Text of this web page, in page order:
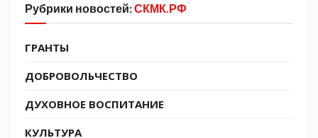
Рубрики новостей:СКМК.РФ
ГРАНТЫ
ДОБРОВОЛЬЧЕСТВО
ДУХОВНОЕ ВОСПИТАНИЕ
КУЛЬТУРА